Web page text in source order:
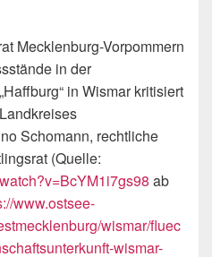
Mecklenburg-Vorpommern
in der
in Wismar kritisiert
Schomann, rechtliche
(Quelle:
ab
www.ostsee-
wismar/fluec
wismar-